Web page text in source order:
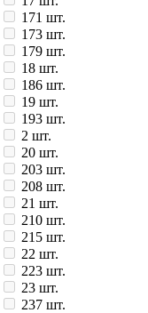
171 шт.
173 шт.
179 шт.
18 шт.
186 шт.
19 шт.
193 шт.
2 шт.
20 шт.
203 шт.
208 шт.
21 шт.
210 шт.
215 шт.
22 шт.
223 шт.
23 шт.
237 шт.